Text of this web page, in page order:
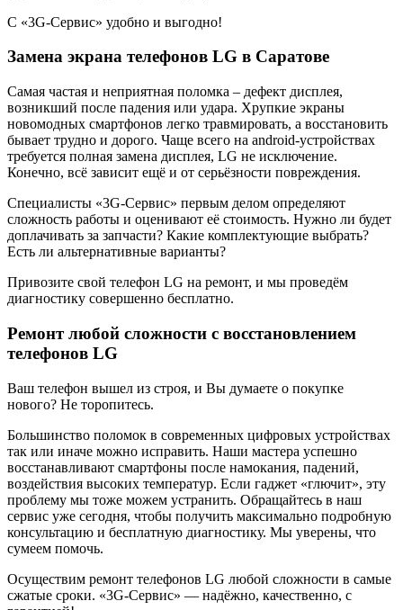
С «3G-Сервис» удобно и выгодно!
Замена экрана телефонов LG в Саратове
Самая частая и неприятная поломка – дефект дисплея,
возникший после падения или удара. Хрупкие экраны
новомодных смартфонов легко травмировать, а восстановить
бывает трудно и дорого. Чаще всего на android-устройствах
требуется полная замена дисплея, LG не исключение.
Конечно, всё зависит ещё и от серьёзности повреждения.
Специалисты «3G-Сервис» первым делом определяют
сложность работы и оценивают её стоимость. Нужно ли будет
доплачивать за запчасти? Какие комплектующие выбрать?
Есть ли альтернативные варианты?
Привозите свой телефон LG на ремонт, и мы проведём
диагностику совершенно бесплатно.
Ремонт любой сложности с восстановлением
телефонов LG
Ваш телефон вышел из строя, и Вы думаете о покупке
нового? Не торопитесь.
Большинство поломок в современных цифровых устройствах
так или иначе можно исправить. Наши мастера успешно
восстанавливают смартфоны после намокания, падений,
воздействия высоких температур. Если гаджет «глючит», эту
проблему мы тоже можем устранить. Обращайтесь в наш
сервис уже сегодня, чтобы получить максимально подробную
консультацию и бесплатную диагностику. Мы уверены, что
сумеем помочь.
Осуществим ремонт телефонов LG любой сложности в самые
сжатые сроки. «3G-Сервис» — надёжно, качественно, с